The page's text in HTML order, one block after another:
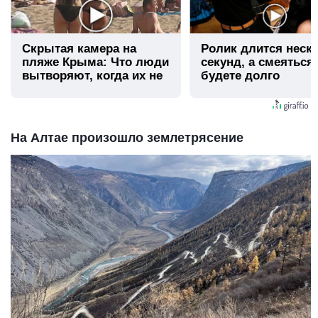
Скрытая камера на
пляже Крыма: Что люди
вытворяют, когда их не
Ролик длится
секунд, а
будете долго
На Алтае произошло землетрясение